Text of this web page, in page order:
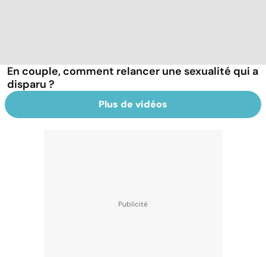
En couple, comment relancer une sexualité qui a
disparu ?
Plus de vidéos